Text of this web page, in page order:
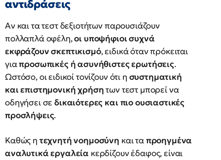
αντιδράσεις
Αν και τα τεστ δεξιοτήτων παρουσιάζουν
πολλαπλά οφέλη,οι υποψήφιοι συχνά
εκφράζουν σκεπτικισμό, ειδικά όταν πρόκειται
γιαπροσωπικές ή ασυνήθιστες ερωτήσεις.
Ωστόσο, οι ειδικοί τονίζουν ότι η συστηματική
και επιστημονική χρήσητων τεστ μπορεί να
οδηγήσει σεδικαιότερες και πιο ουσιαστικές
προσλήψεις.
Καθώς η τεχνητή νοημοσύνη και ταπροηγμένα
αναλυτικά εργαλεία κερδίζουν έδαφος, είναι